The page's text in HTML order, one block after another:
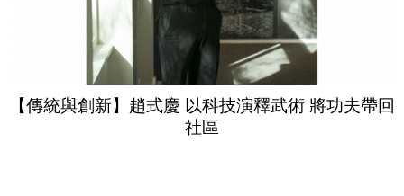
【傳統與創新】趙式慶 以科技演釋武術 將功夫帶回
社區